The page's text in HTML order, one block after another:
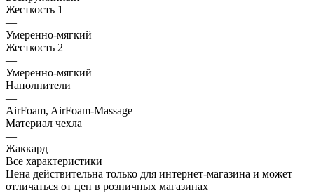
Жесткость 1
—
Умеренно-мягкий
Жесткость 2
—
Умеренно-мягкий
Наполнители
—
AirFoam, AirFoam-Massage
Материал чехла
—
Жаккард
Все характеристики
Цена действительна только для интернет-магазина и может
отличаться от цен в розничных магазинах